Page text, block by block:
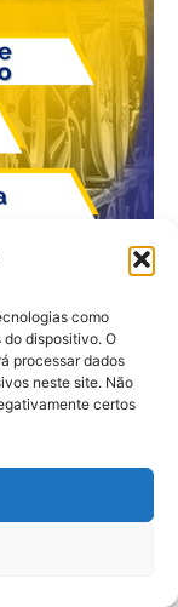
como
dispositivo. O
processar dados
neste site. Não
certos